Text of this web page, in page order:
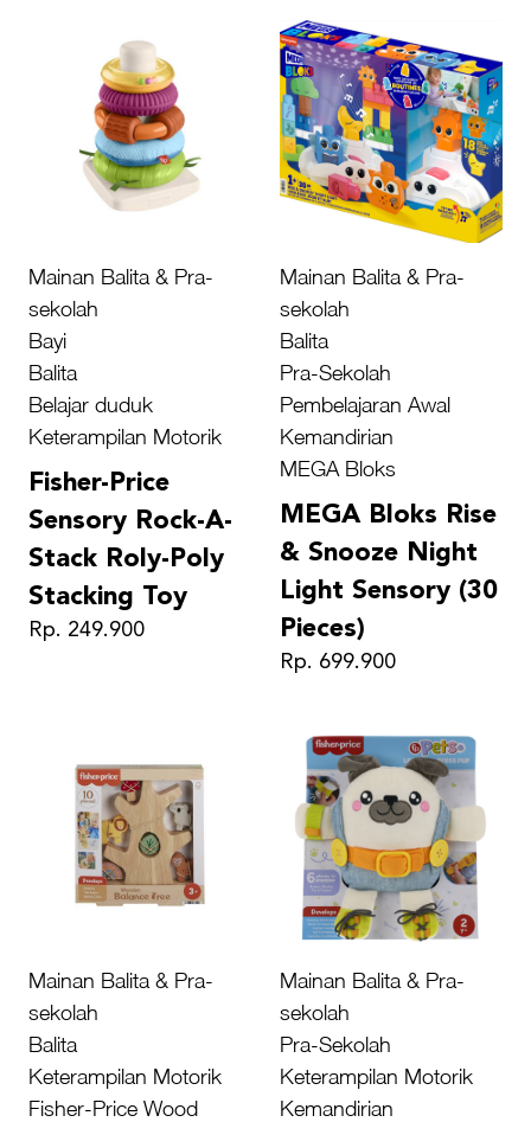
Mainan Balita & Pra-
sekolah
Bayi
Balita
Belajar duduk
Keterampilan Motorik
Fisher-Price
Sensory Rock-A-
Stack Roly-Poly
Stacking Toy
Rp. 249.900
Mainan Balita & Pra-
sekolah
Balita
Pra-Sekolah
Pembelajaran Awal
Kemandirian
MEGA Bloks
MEGA Bloks Rise
& Snooze Night
Light Sensory (30
Pieces)
Rp. 699.900
Mainan Balita & Pra-
sekolah
Balita
Keterampilan Motorik
Fisher-Price Wood
Mainan Balita & Pra-
sekolah
Pra-Sekolah
Keterampilan Motorik
Kemandirian